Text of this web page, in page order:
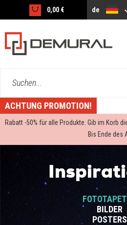
0,00 € de
Suchen...
ACHTUNG PROMOTION!
Rabatt -50% für alle Produkte. Gib im Korb
Bis Ende des
BILDER
POSTERS